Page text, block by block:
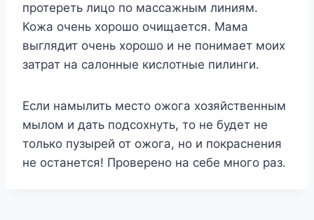
протереть лицо по массажным линиям.
Кожа очень хорошо очищается. Мама
выглядит очень хорошо и не понимает моих
затрат на салонные кислотные пилинги.
Если намылить место ожога хозяйственным
мылом и дать подсохнуть, то не будет не
только пузырей от ожога, но и покраснения
не останется! Проверено на себе много раз.